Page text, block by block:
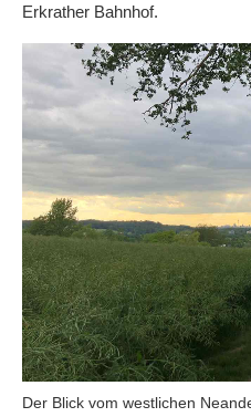
Erkrather Bahnhof.
Der Blick vom westlichen